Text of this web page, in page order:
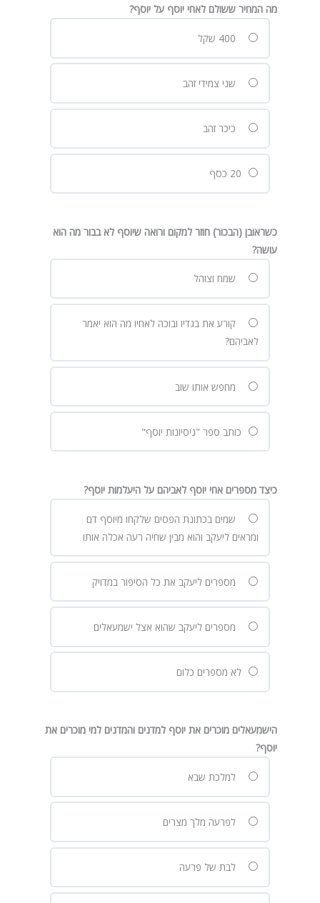
מה המחיר ששולם לאחי יוסף על יוסף?
שני צמידי זהב
כיכר זהב
כשראובן (הבכור) חוזר למקום ורואה שיוסף לא בבור מה הוא
עושה?
שמח וצוהל
קורע את בגדיו ובוכה לאחיו מה הוא יאמר
לאביהם?
מחפש אותו שוב
כותב ספר "ניסיונות יוסף"
כיצד מספרים אחי יוסף לאביהם על היעלמות יוסף?
שמים בכתונת הפסים שלקחו מיוסף דם
ומראים ליעקב והוא מבין שחיה רעה אכלה אותו
מספרים ליעקב את כל הסיפור במדויק
מספרים ליעקב שהוא אצל ישמעאלים
לא מספרים כלום
הישמעאלים מוכרים את יוסף למדנים והמדנים למי מוכרים את
יוסף?
למלכת שבא
לפרעה מלך מצרים
לבת של פרעה